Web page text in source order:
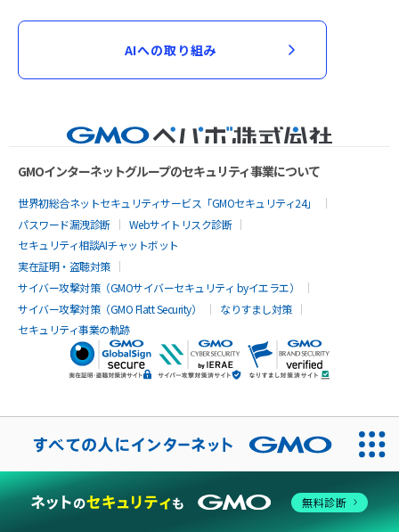
AIへの取り組み
GMOインターネットグループのセキュリティ事業について
世界初総合ネットセキュリティサービス「GMOセキュリティ24」
パスワード漏洩診断
Webサイトリスク診断
セキュリティ相談AIチャットボット
実在証明・盗聴対策
サイバー攻撃対策（GMOサイバーセキュリティ byイエラエ）
サイバー攻撃対策（GMO Flatt Security）
なりすまし対策
セキュリティ事業の軌跡
無料診断